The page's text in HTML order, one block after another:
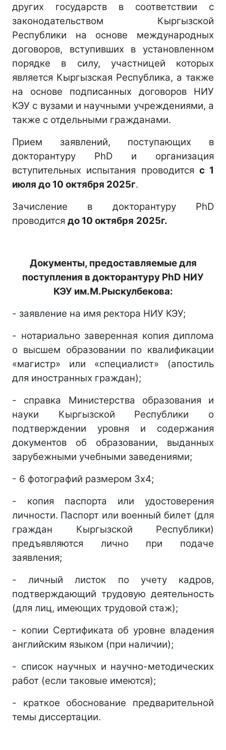
других государств в соответствии с
законодательством Кыргызской
Республики на основе международных
договоров, вступивших в установленном
порядке в силу, участницей которых
является Кыргызская Республика, а также
на основе подписанных договоров НИУ
КЭУ с вузами и научными учреждениями, а
также с отдельными гражданами.
Прием заявлений, поступающих в
докторантуру PhD и организация
вступительных испытания проводится с 1
июля до 10 октября 2025г.
Зачисление в докторантуру PhD
проводится до 10 октября 2025г.
Документы, предоставляемые для
поступления в докторантуру PhD НИУ
КЭУ им.М.Рыскулбекова:
- заявление на имя ректора НИУ КЭУ;
- нотариально заверенная копия диплома
о высшем образовании по квалификации
«магистр» или «специалист» (апостиль
для иностранных граждан);
- справка Министерства образования и
науки Кыргызской Республики о
подтверждении уровня и содержания
документов об образовании, выданных
зарубежными учебными заведениями;
- 6 фотографий размером 3х4;
- копия паспорта или удостоверения
личности. Паспорт или военный билет (для
граждан Кыргызской Республики)
предъявляются лично при подаче
заявления;
- личный листок по учету кадров,
подтверждающий трудовую деятельность
(для лиц, имеющих трудовой стаж);
- копии Сертификата об уровне владения
английским языком (при наличии);
- список научных и научно-методических
работ (если таковые имеются);
- краткое обоснование предварительной
темы диссертации.